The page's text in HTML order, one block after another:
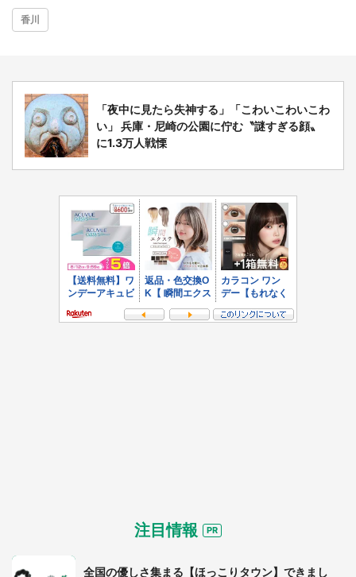
香川
「夜中に見たら失神する」「こわいこわいこわ
い」 兵庫・尼崎の公園に佇む〝謎すぎる顔〟
に1.3万人戦慄
注目情報
全国の優しさ集まる【ほっこりタウン】できまし